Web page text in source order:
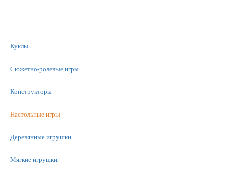
Куклы
Сюжетно-ролевые игры
Конструкторы
Настольные игры
Деревянные игрушки
Мягкие игрушки